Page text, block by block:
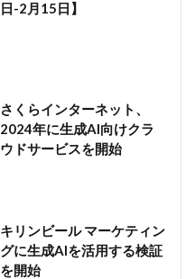
日-2月15日】
さくらインターネット、
2024年に生成AI向けクラ
ウドサービスを開始
キリンビール マーケティン
グに生成AIを活用する検証
を開始